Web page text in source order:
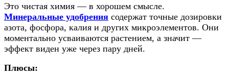
Это чистая химия — в хорошем смысле.
Минеральные удобрения содержат точные дозировки
азота, фосфора, калия и других микроэлементов. Они
моментально усваиваются растением, а значит —
эффект виден уже через пару дней.
Плюсы: